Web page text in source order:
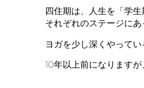
四住期は、人生を「学
それぞれのステージに
ヨガを少し深くやって
10年以上前になります